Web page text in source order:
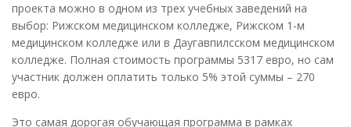
проекта можно в одном из трех учебных заведений на
выбор: Рижском медицинском колледже, Рижском 1-м
медицинском колледже или в Даугавпилсском медицинском
колледже. Полная стоимость программы 5317 евро, но сам
участник должен оплатить только 5% этой суммы – 270
евро.
Это самая дорогая обучающая программа в рамках